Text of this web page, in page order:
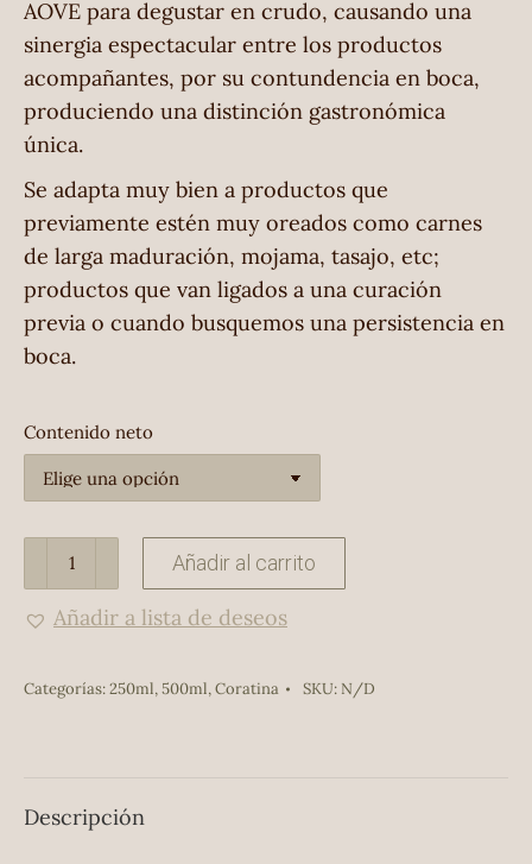
AOVE para degustar en crudo, causando una
sinergia espectacular entre los productos
acompañantes, por su contundencia en boca,
produciendo una distinción gastronómica
única.
Se adapta muy bien a productos que
previamente estén muy oreados como carnes
de larga maduración, mojama, tasajo, etc;
productos que van ligados a una curación
previa o cuando busquemos una persistencia en
boca.
Contenido neto
AOVE
Coratina
cantidad
Añadir al carrito
Añadir a lista de deseos
Categorías:250ml,500ml,Coratina SKU: N/D
Descripción